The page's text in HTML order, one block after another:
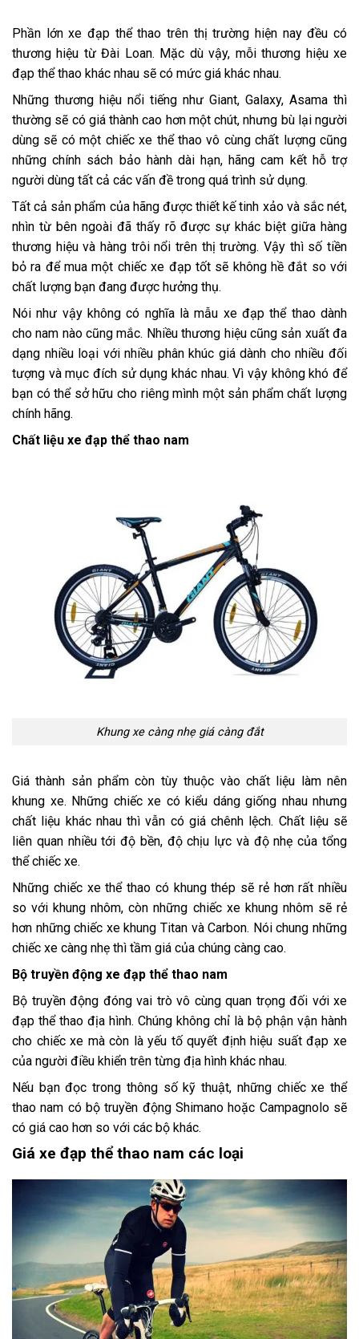
Phần lớn xe đạp thể thao trên thị trường hiện nay đều có
thương hiệu từĐài Loan. Mặc dù vậy, mỗi thương hiệu xe
đạp thể thao khác nhau sẽ có mức giá khác nhau.
Những thương hiệu nổi tiếng như Giant, Galaxy, Asama thì
thường sẽ có giá thành cao hơn một chút, nhưng bù lại người
dùng sẽ có một chiếc xe thể thao vô cùng chất lượng cũng
những chính sách bảo hành dài hạn, hãng cam kết hỗ trợ
người dùng tất cả các vấn đề trong quá trình sử dụng.
Tất cả sản phẩm của hãng được thiết kế tinh xảo và sắc nét,
nhìn từ bên ngoài đã thấy rõ được sự khác biệt giữa hàng
thương hiệu và hàng trôi nổi trên thị trường. Vậy thì số tiền
bỏ ra để mua một chiếc xe đạp tốt sẽ không hề đắt so với
chất lượng bạn đang được hưởng thụ.
Nói như vậy không có nghĩa là mẫu xe đạp thể thao dành
cho nam nào cũng mắc. Nhiều thương hiệu cũng sản xuất đa
dạng nhiều loại với nhiều phân khúc giá dành cho nhiều đối
tượng và mục đích sử dụng khác nhau. Vì vậy không khó để
bạn có thể sở hữu cho riêng mình một sản phẩm chất lượng
chính hãng.
Chất liệu xe đạp thể thao nam
Khung xe càng nhẹ giá càng đắt
Giá thành sản phẩm còn tùy thuộc vào chất liệu làm nên
khung xe. Những chiếc xe có kiểu dáng giống nhau nhưng
chất liệu khác nhau thì vẫn có giá chênh lệch. Chất liệu sẽ
liên quan nhiều tới độ bền, độ chịu lực và độ nhẹ của tổng
thể chiếc xe.
Những chiếc xe thể thao có khung thép sẽ rẻ hơn rất nhiều
so với khungnhôm, còn những chiếc xe khung nhôm sẽ rẻ
hơn những chiếc xe khung Titan vàCarbon. Nói chung những
chiếc xe càng nhẹ thì tầm giá của chúng càng cao.
Bộ truyền động xe đạp thể thao nam
Bộ truyền động đóng vai trò vô cùng quan trọng đối với xe
đạp thể thao địa hình. Chúng không chỉ là bộ phận vận hành
cho chiếc xe mà còn là yếu tố quyết định hiệu suất đạp xe
của người điều khiển trên từng địa hình khác nhau.
Nếu bạn đọc trong thông số kỹ thuật, những chiếc xe thể
thao nam có bộ truyền động Shimano hoặc Campagnolosẽ
có giá cao hơn so với các bộ khác.
Giá xe đạp thể thao nam các loại